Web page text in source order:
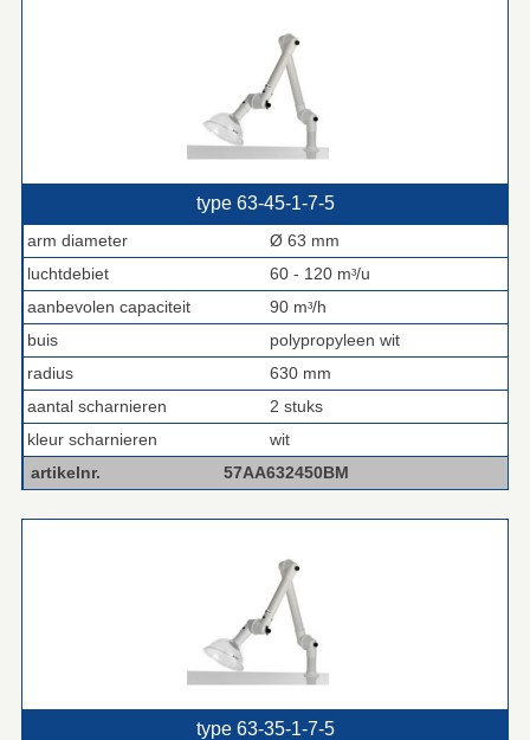
type 63‑45‑1‑7‑5
arm diameter
Ø 63 mm
luchtdebiet
60 - 120 mᶟ/u
aanbevolen capaciteit
90 mᶟ/h
buis
polypropyleen wit
radius
630 mm
aantal scharnieren
2 stuks
kleur scharnieren
wit
artikelnr.
57AA632450BM
type 63‑35‑1‑7‑5